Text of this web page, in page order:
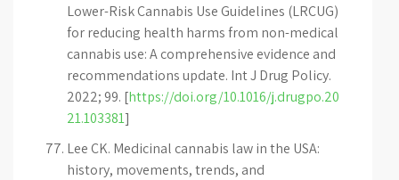
Lower-Risk Cannabis Use Guidelines (LRCUG)
for reducing health harms from non-medical
cannabis use: A comprehensive evidence and
recommendations update. Int J Drug Policy.
2022; 99. [https://doi.org/10.1016/j.drugpo.20
21.103381]
Lee CK. Medicinal cannabis law in the USA:
history, movements, trends, and